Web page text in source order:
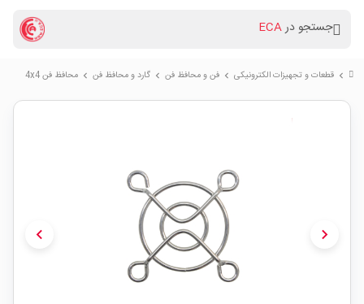
جستجو درECA
chevron_right قطعات و تجهیزات الکترونیکی chevron_right فن و محافظ فن chevron_right گارد و محافظ فن chevron_right محافظ فن 4x4
chevron_left chevron_right